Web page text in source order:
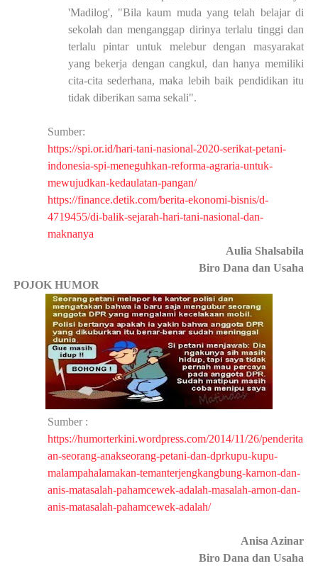
'Madilog', "Bila kaum muda yang telah belajar di
sekolah dan menganggap dirinya terlalu tinggi dan
terlalu pintar untuk melebur dengan masyarakat
yang bekerja dengan cangkul, dan hanya memiliki
cita-cita sederhana, maka lebih baik pendidikan itu
tidak diberikan sama sekali".
Sumber:
https://spi.or.id/hari-tani-nasional-2020-serikat-petani-
indonesia-spi-meneguhkan-reforma-agraria-untuk-
mewujudkan-kedaulatan-pangan/
https://finance.detik.com/berita-ekonomi-bisnis/d-
4719455/di-balik-sejarah-hari-tani-nasional-dan-
maknanya
Aulia Shalsabila
Biro Dana dan Usaha
POJOK HUMOR
Sumber :
https://humorterkini.wordpress.com/2014/11/26/penderita
an-seorang-anakseorang-petani-dan-dprkupu-kupu-
malampahalamakan-temanterjengkangbung-karnon-dan-
anis-matasalah-pahamcewek-adalah-masalah-arnon-dan-
anis-matasalah-pahamcewek-adalah/
Anisa Azinar
Biro Dana dan Usaha